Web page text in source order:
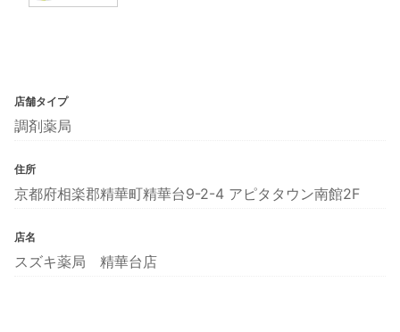
店舗タイプ
調剤薬局
住所
京都府相楽郡精華町精華台9-2-4 アピタタウン南館2F
店名
スズキ薬局 精華台店